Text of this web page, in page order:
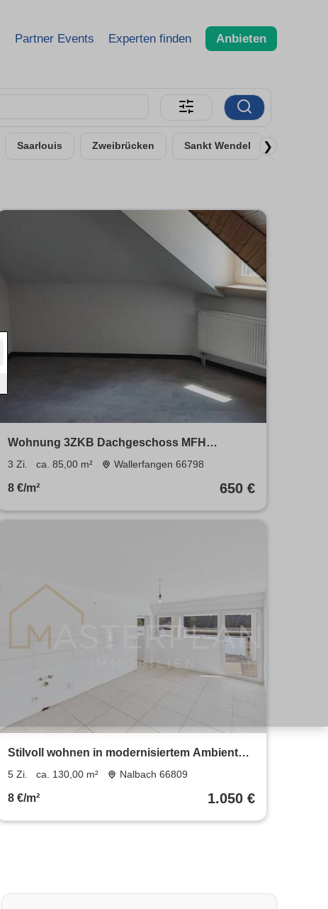
Partner Events Experten finden Anbieten
Saarlouis Zweibrücken Sankt Wendel ❯
Wohnung 3ZKB Dachgeschoss MFH
Neunkirchen Wellesweiler renoviert
3 Zi. ca. 85,00 m² Wallerfangen 66798
8 €/m² 650 €
Stilvoll wohnen in modernisiertem Ambiente –
großzügige 5-Zimmer-Wohnung in Nalbach
5 Zi. ca. 130,00 m² Nalbach 66809
8 €/m² 1.050 €